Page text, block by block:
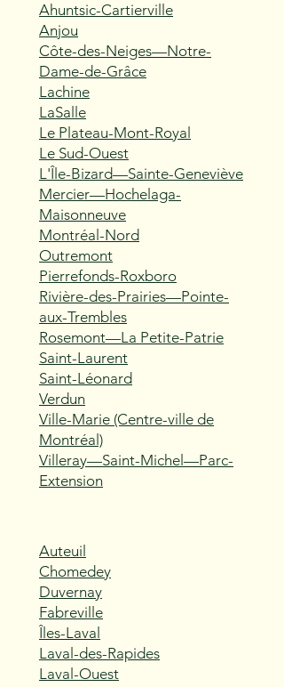
Ahuntsic-Cartierville
Anjou
Côte-des-Neiges—Notre-
Dame-de-Grâce
Lachine
LaSalle
Le Plateau-Mont-Royal
Le Sud-Ouest
L'Île-Bizard—Sainte-Geneviève
Mercier—Hochelaga-
Maisonneuve
Montréal-Nord
Outremont
Pierrefonds-Roxboro
Rivière-des-Prairies—Pointe-
aux-Trembles
Rosemont—La Petite-Patrie
Saint-Laurent
Saint-Léonard
Verdun
Ville-Marie (Centre-ville de
Montréal)
Villeray—Saint-Michel—Parc-
Extension
Auteuil
Chomedey
Duvernay
Fabreville
Îles-Laval
Laval-des-Rapides
Laval-Ouest